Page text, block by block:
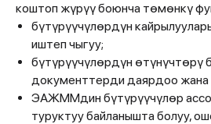
коштоп жүрүү боюнча төмөнкү
бүтүрүүчүлөрдүн
иштеп чыгуу;
бүтүрүүчүлөрдүн өтүнүчтөрү
документтерди даярдоо жана
ЭАЖММдин бүтүрүүчүлөр
туруктуу байланышта болуу,